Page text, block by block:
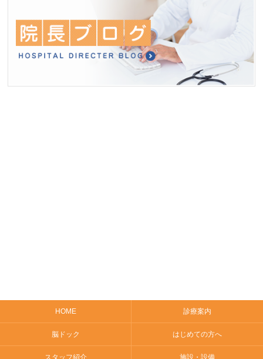
HOME 診療案内
脳ドック はじめての方へ
スタッフ紹介 施設・設備